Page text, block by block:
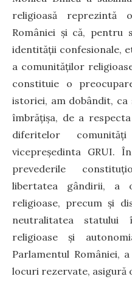
religioasă reprezintă
României și că, pentru
identității confesionale,
a comunităților
constituie o
istoriei, am dobândit,
îmbrățișa, de a
diferitelor
vicepreședinta GRUI.
prevederile
libertatea gândirii, a
religioase, precum și
neutralitatea
religioase și
Parlamentul României,
locuri rezervate,